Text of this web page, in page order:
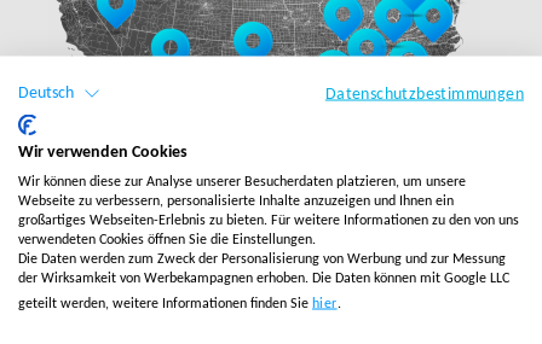
FULFILLMENT BLOGS
Salesupply erweitert sein
Fulfillment-Netzwerk in
den USA auf 20 Standorte
Deutsch Datenschutzbestimmungen
Wir verwenden Cookies
Wir können diese zur Analyse unserer Besucherdaten platzieren, um unsere
Webseite zu verbessern, personalisierte Inhalte anzuzeigen und Ihnen ein
großartiges Webseiten-Erlebnis zu bieten. Für weitere Informationen zu den von uns
verwendeten Cookies öffnen Sie die Einstellungen.
Die Daten werden zum Zweck der Personalisierung von Werbung und zur Messung
der Wirksamkeit von Werbekampagnen erhoben. Die Daten können mit Google LLC
geteilt werden, weitere Informationen finden Sie hier.